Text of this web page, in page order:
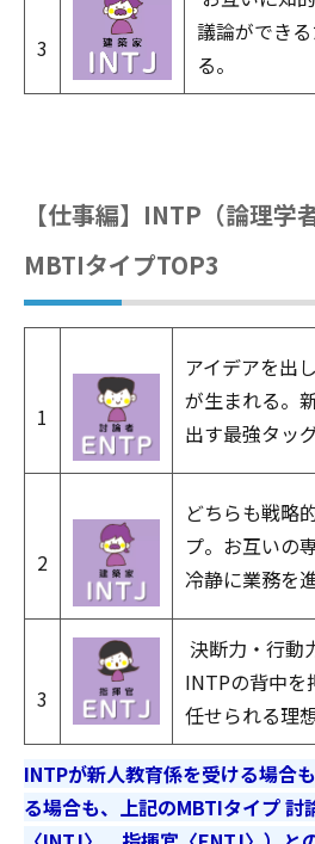
3
議論ができ
る。
【仕事編】INTP（論理学
MBTIタイプTOP3
1
アイデアを出
が生まれる。
出す最強タッグ
2
どちらも戦略
プ。お互いの
冷静に業務を
3
決断力・行動
INTPの背中を
任せられる理
INTPが新人教育係を受ける場合
る場合も、上記のMBTIタイプ 討